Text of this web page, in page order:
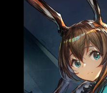
v=gokwtyh4G_8 綺
https://
A 桃鈴ねね 漢字檢定
https://
v=SIlH4P5SICE ロボ
https://